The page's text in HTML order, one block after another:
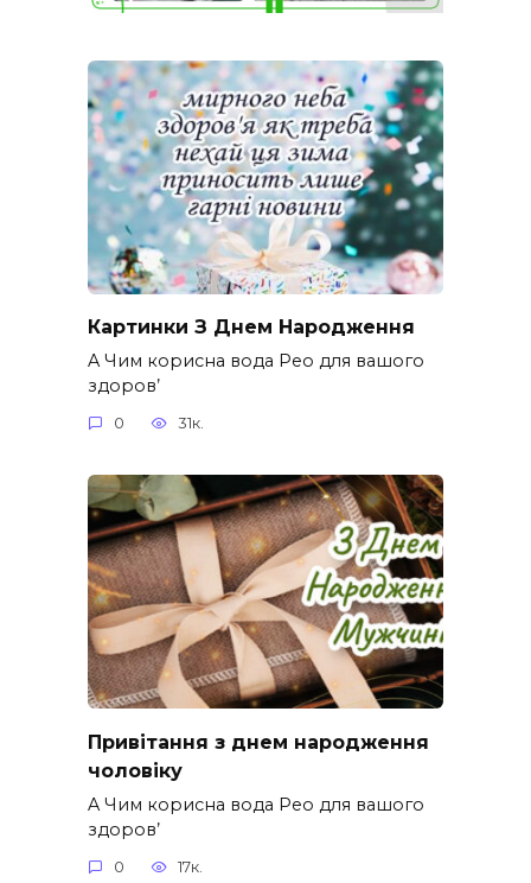
Картинки З Днем Народження
A Чим корисна вода Рео для вашого
здоров’
0 31к.
Привітання з днем народження
чоловіку
A Чим корисна вода Рео для вашого
здоров’
0 17к.